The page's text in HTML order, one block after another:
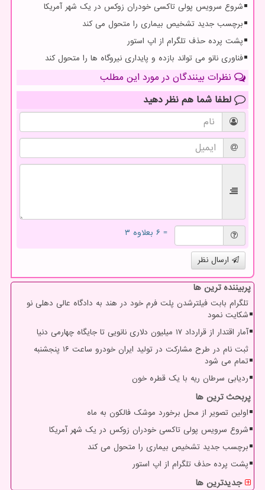
شروع سرویس پولی تاکسی خودران زوکس در یک شهر آمریکا
برچسب جدید تشخیص بیماری را متحول می کند
پشت پرده حذف تلگرام از اپ استور
فناوری نانو می تواند بازده و پایداری نیروگاه ها را متحول کند
نظرات بینندگان در مورد این مطلب
لطفا شما هم نظر دهید
= ۶ بعلاوه ۳
ارسال نظر
پربیننده ترین ها
تلگرام بابت فیلترشدن پلت فرم خود در هند به دادگاه عالی دهلی نو
شکایت نمود
آمار اقتدار از قرارداد ۱۷ میلیون دلاری نانویی تا جایگاه چهارمی دنیا
ثبت نام در طرح مشارکت در تولید ایران خودرو ساعت ۱۶ پنجشنبه
تمام می شود
ردیابی سرطان ریه با یک قطره خون
پربحث ترین ها
اولین تصویر از محل برخورد موشک فالکون به ماه
شروع سرویس پولی تاکسی خودران زوکس در یک شهر آمریکا
برچسب جدید تشخیص بیماری را متحول می کند
پشت پرده حذف تلگرام از اپ استور
جدیدترین ها